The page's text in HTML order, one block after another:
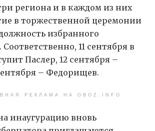
региона и в каждом из них
в торжественной церемонии
избранного
11 сентября в
Паслер, 12 сентября –
– Федорищев.
РЕКЛАМА НА OBOZ.INFO
инаугурацию вновь